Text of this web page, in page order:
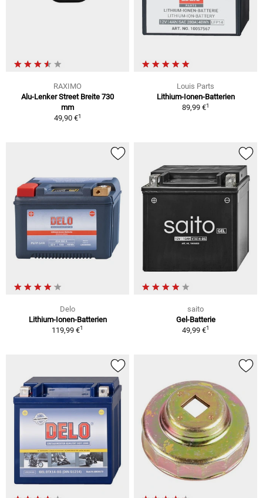
RAXIMO
Alu-Lenker Street Breite 730
mm
49,90 €1
Louis Parts
Lithium-Ionen-Batterien
89,99 €1
Delo
Lithium-Ionen-Batterien
119,99 €1
saito
Gel-Batterie
49,99 €1